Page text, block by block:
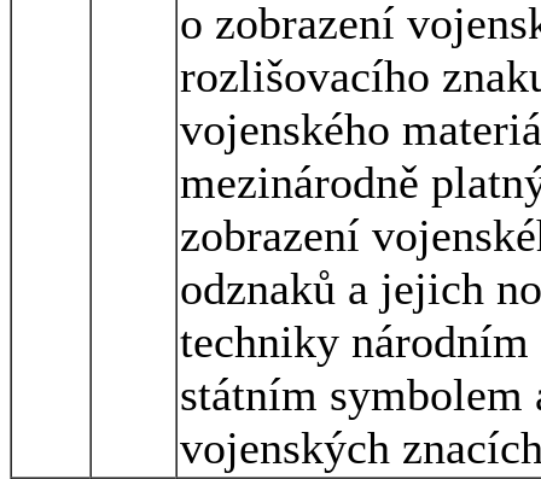
o zobrazení
rozlišovacího
vojenského
mezinárodně
zobrazení
odznaků a jejich
techniky
státním symbolem
vojenských